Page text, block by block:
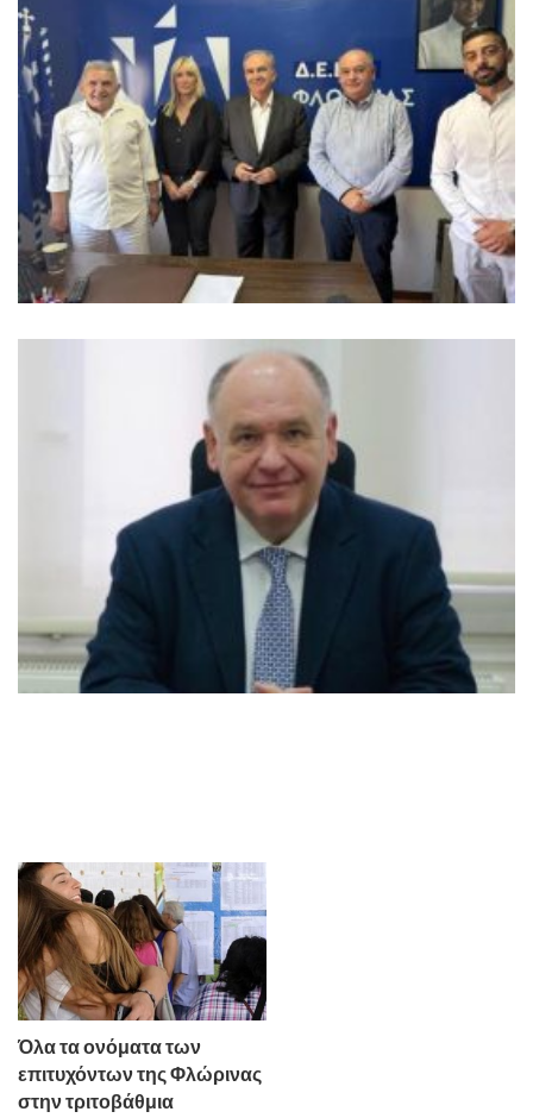
Όλα τα ονόματα των
επιτυχόντων της Φλώρινας
στην τριτοβάθμια